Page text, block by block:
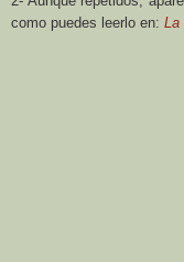
como puedes leerlo en: La